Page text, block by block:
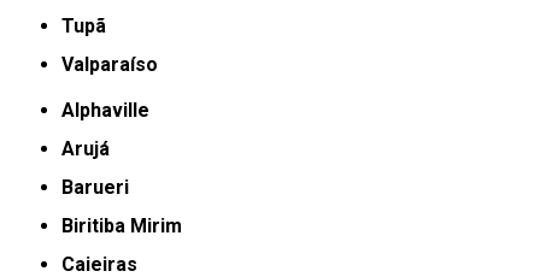
Tupã
Valparaíso
Alphaville
Arujá
Barueri
Biritiba Mirim
Caieiras